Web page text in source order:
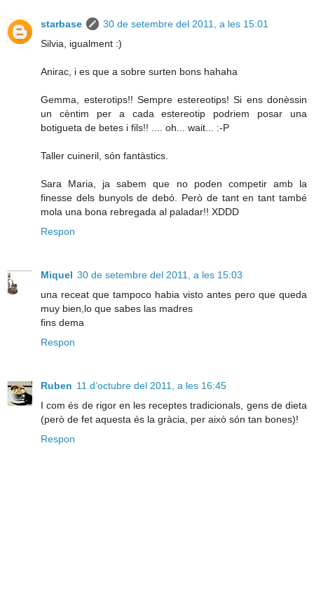
starbase
30 de setembre del 2011, a les 15:01
Silvia, igualment :)
Anirac, i es que a sobre surten bons hahaha
Gemma, esterotips!! Sempre estereotips! Si ens donèssin
un cèntim per a cada estereotip podriem posar una
botigueta de betes i fils!! .... oh... wait... :-P
Taller cuineril, són fantàstics.
Sara Maria, ja sabem que no poden competir amb la
finesse dels bunyols de debó. Però de tant en tant també
mola una bona rebregada al paladar!! XDDD
Respon
Miquel 30 de setembre del 2011, a les 15:03
una receat que tampoco habia visto antes pero que queda
muy bien,lo que sabes las madres
fins dema
Respon
Ruben 11 d’octubre del 2011, a les 16:45
I com és de rigor en les receptes tradicionals, gens de dieta
(però de fet aquesta és la gràcia, per això són tan bones)!
Respon